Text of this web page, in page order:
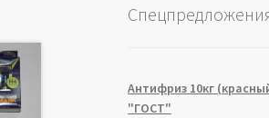
Антифриз 10кг
"ГОСТ"